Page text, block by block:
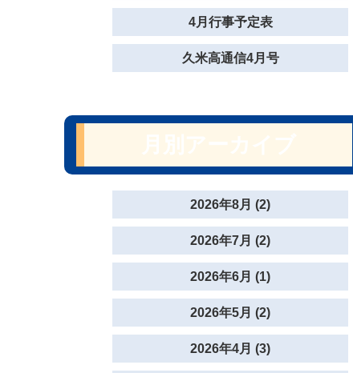
4月行事予定表
久米高通信4月号
2026年8月 (2)
2026年7月 (2)
2026年6月 (1)
2026年5月 (2)
2026年4月 (3)